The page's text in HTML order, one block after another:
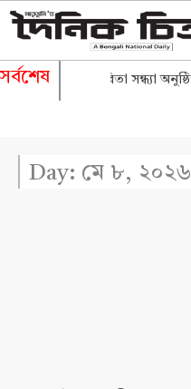
Skip
সর্বশেষসঙ্গীত ও কবিতা সন্ধ্যা অনুষ্ঠিত
Day: মে ৮, ২০২৬